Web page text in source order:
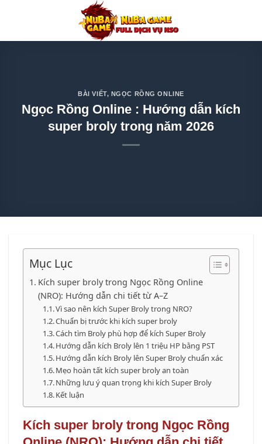
nội
BÀI VIẾT, NGỌC RỒNG ONLINE
Ngọc Rồng Online : Hướng dẫn kích
super broly trong năm 2026
Mục Lục
Kích super broly trong Ngọc Rồng Online
(NRO): Hướng dẫn chi tiết từ A–Z
Vì sao nên kích Super Broly trong NRO?
Chuẩn bị trước khi kích super broly
Cách tìm Broly phù hợp để kích Super Broly
Hướng dẫn kích Broly lên 1 triệu HP bằng PST
Hướng dẫn kích Broly lên Super Broly chuẩn xác
Mẹo hoàn tất kích super broly an toàn
Những lưu ý quan trọng khi kích Super Broly
Kết luận
Kích super broly trong Ngọc Rồng